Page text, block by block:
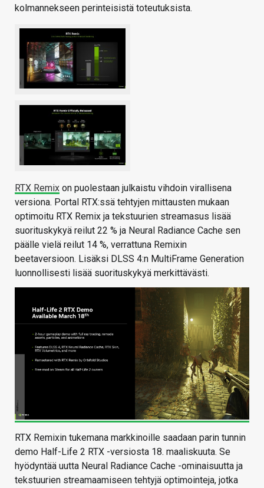
kolmannekseen perinteisistä toteutuksista.
RTX Remix on puolestaan julkaistu vihdoin virallisena
versiona. Portal RTX:ssä tehtyjen mittausten mukaan
optimoitu RTX Remix ja tekstuurien streamasus lisää
suorituskykyä reilut 22 % ja Neural Radiance Cache sen
päälle vielä reilut 14 %, verrattuna Remixin
beetaversioon. Lisäksi DLSS 4:n MultiFrame Generation
luonnollisesti lisää suorituskykyä merkittävästi.
RTX Remixin tukemana markkinoille saadaan parin tunnin
demo Half-Life 2 RTX -versiosta 18. maaliskuuta. Se
hyödyntää uutta Neural Radiance Cache -ominaisuutta ja
tekstuurien streamaamiseen tehtyjä optimointeja, jotka